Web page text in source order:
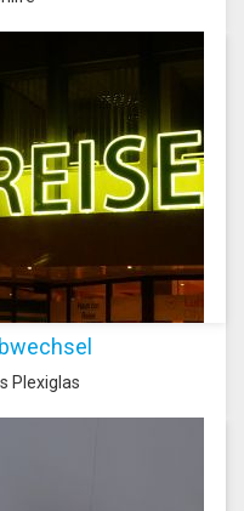
Plexiglas